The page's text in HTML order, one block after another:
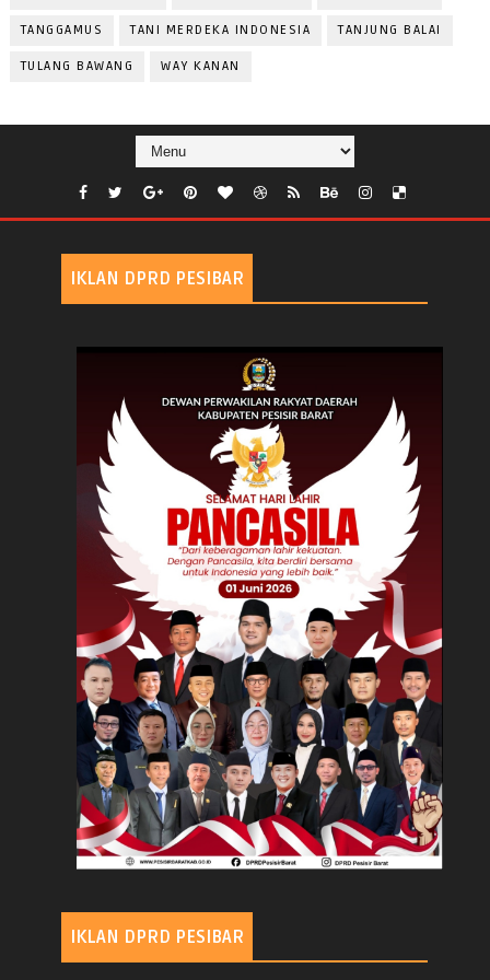
TANGGAMUS TANI MERDEKA INDONESIA TANJUNG BALAI
TULANG BAWANG WAY KANAN
IKLAN DPRD PESIBAR
IKLAN DPRD PESIBAR